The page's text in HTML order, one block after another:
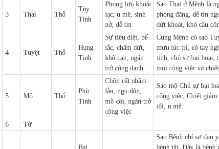
3 Thai Thổ
Tùy
Tinh
Phong lưu khoái
lạc, u mê, sinh
nở, dễ tin
Sao Thai ở Mệnh là
phóng đãng, dễ tin
dứt khoát, khó cầu
4 Tuyệt Thổ
Hung
Tinh
Sự tiêu diệt, bế
tắc, chấm dứt,
khô cạn, ngăn
trở công danh.
Cung Mệnh có sao
mưu túc trí, có tay
tinh, chủ sự bại hoại,
mọi công việc và
5 Mộ Thổ
Phù
Tinh
Chôn cất nhầm
lẫn, ngu độn,
mồ côi, ngăn trở
công việc
Sao mộ Chủ sự bại
công việc, Chiết
tối, u mê.
6 Tử
Bại
Sao Bệnh chỉ sự đau
bệnh tật. Đây là bệnh